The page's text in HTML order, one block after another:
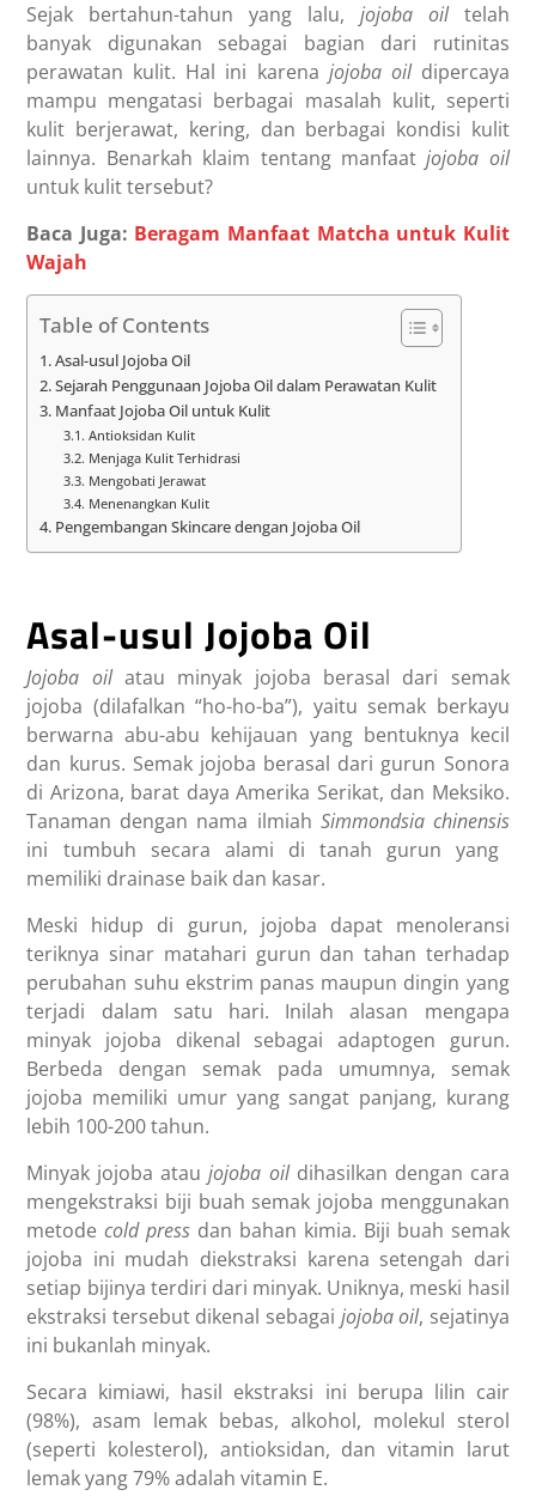
Sejak bertahun-tahun yang lalu, jojoba oiltelah
banyak digunakan sebagai bagian dari rutinitas
perawatan kulit. Hal ini karena jojoba oildipercaya
mampu mengatasi berbagai masalah kulit, seperti
kulit berjerawat, kering, dan berbagai kondisi kulit
lainnya. Benarkah klaim tentangmanfaatjojoba oil
untuk kulit tersebut?
Baca Juga: Beragam Manfaat Matcha untuk Kulit
Wajah
Table of Contents
Asal-usul Jojoba Oil
Sejarah Penggunaan Jojoba Oil dalam Perawatan Kulit
Manfaat Jojoba Oil untuk Kulit
Antioksidan Kulit
Menjaga Kulit Terhidrasi
Mengobati Jerawat
Menenangkan Kulit
Pengembangan Skincare dengan Jojoba Oil
Asal-usul Jojoba Oil
Jojoba oilatau minyak jojoba berasal dari semak
jojoba (dilafalkan “ho-ho-ba”), yaitu semak berkayu
berwarna abu-abu kehijauan yang bentuknya kecil
dan kurus. Semak jojoba berasal dari gurun Sonora
di Arizona, barat daya Amerika Serikat, dan Meksiko.
Tanaman dengan nama ilmiah Simmondsia chinensis
ini tumbuh secara alami di tanah gurun yang
memiliki drainase baik dan kasar.
Meski hidup di gurun, jojoba dapat menoleransi
teriknya sinar matahari gurun dan tahan terhadap
perubahan suhu ekstrim panas maupun dingin yang
terjadi dalam satu hari. Inilah alasan mengapa
minyak jojoba dikenal sebagai adaptogen gurun.
Berbeda dengan semak pada umumnya, semak
jojoba memiliki umur yang sangat panjang, kurang
lebih 100-200 tahun.
Minyak jojoba atau jojoba oildihasilkan dengan cara
mengekstraksi biji buah semak jojoba menggunakan
metodecold press dan bahan kimia. Biji buah semak
jojoba ini mudah diekstraksi karena setengah dari
setiap bijinya terdiri dari minyak. Uniknya, meski hasil
ekstraksi tersebut dikenal sebagai jojoba oil, sejatinya
ini bukanlah minyak.
Secara kimiawi, hasil ekstraksi ini berupa lilin cair
(98%), asam lemak bebas, alkohol, molekul sterol
(seperti kolesterol), antioksidan, dan vitamin larut
lemak yang 79% adalah vitamin E.